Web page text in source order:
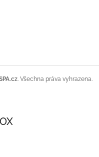
. Všechna práva vyhrazena.